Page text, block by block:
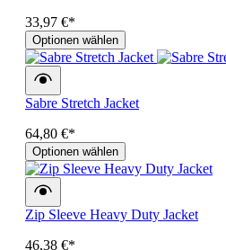
33,97 €*
Optionen wählen
Sabre Stretch Jacket
64,80 €*
Optionen wählen
Zip Sleeve Heavy Duty Jacket
46,38 €*